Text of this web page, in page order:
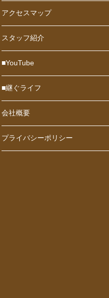
アクセスマップ
スタッフ紹介
■YouTube
■継ぐライフ
会社概要
プライバシーポリシー